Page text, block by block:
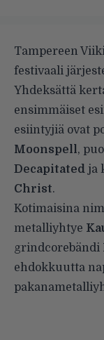
Tampereen
festivaali
Yhdeksättä
ensimmäiset
esiintyjiä ovat
Moonspell,
Decapitated ja
Christ.
Kotimaisina
metalliyhtye
grindcorebändi
ehdokkuutta